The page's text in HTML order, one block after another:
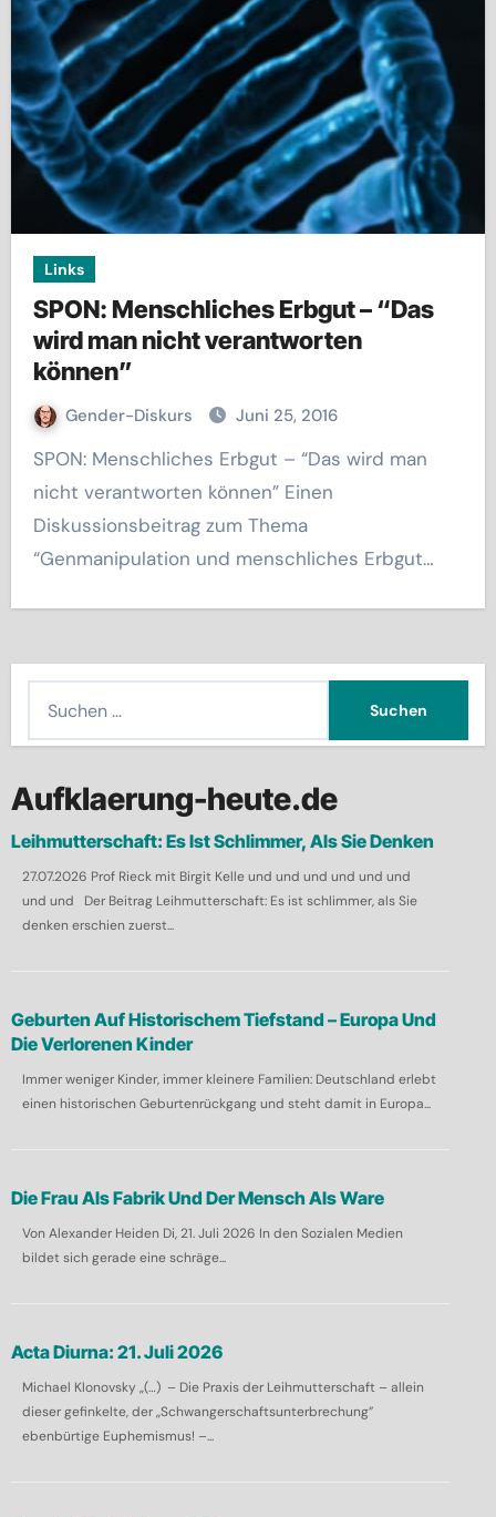
Links
SPON: Menschliches Erbgut – “Das
wird man nicht verantworten
können”
Gender-Diskurs Juni 25, 2016
SPON: Menschliches Erbgut – “Das wird man
nicht verantworten können” Einen
Diskussionsbeitrag zum Thema
“Genmanipulation und menschliches Erbgut…
h
n
n
a
Aufklaerung-heute.de
Leihmutterschaft: Es Ist Schlimmer, Als Sie Denken
27.07.2026 Prof Rieck mit Birgit Kelle und und und und und und
und und Der Beitrag Leihmutterschaft: Es ist schlimmer, als Sie
denken erschien zuerst...
Geburten Auf Historischem Tiefstand – Europa Und
Die Verlorenen Kinder
Immer weniger Kinder, immer kleinere Familien: Deutschland erlebt
einen historischen Geburtenrückgang und steht damit in Europa...
Die Frau Als Fabrik Und Der Mensch Als Ware
Von Alexander Heiden Di, 21. Juli 2026 In den Sozialen Medien
bildet sich gerade eine schräge...
Acta Diurna: 21. Juli 2026
Michael Klonovsky „(…) – Die Praxis der Leihmutterschaft – allein
dieser gefinkelte, der „Schwangerschaftsunterbrechung”
ebenbürtige Euphemismus! –...